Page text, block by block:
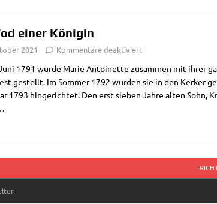
einer Königin
2021 Kommentare deaktiviert
1791 wur­de Marie Antoi­net­te zusam­men mit ihrer
gestellt. Im Som­mer 1792 wur­den sie in den Ker­ker
1793 hin­ge­rich­tet. Den erst sie­ben Jah­re alten Sohn,